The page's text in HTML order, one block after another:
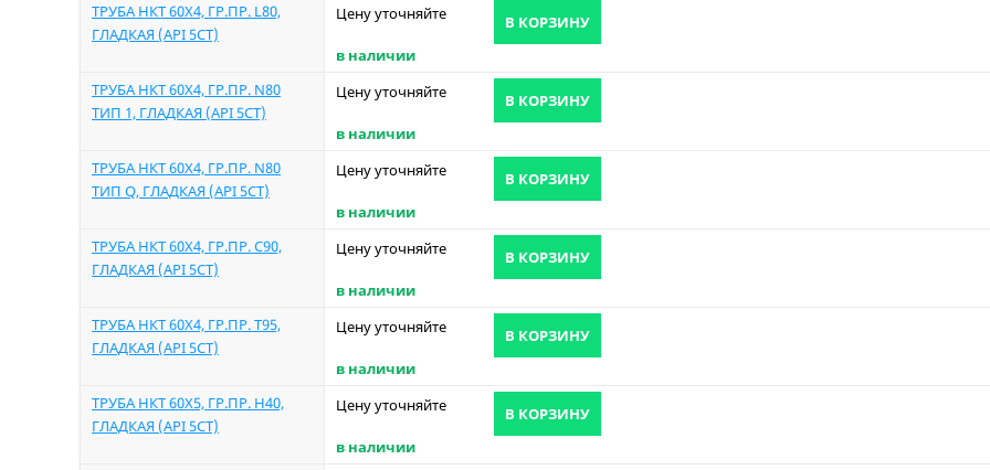
ТРУБА НКТ 60Х4, ГР.ПР. L80,
ГЛАДКАЯ (API 5CT)
Цену уточняйте
В КОРЗИНУ
в наличии
ТРУБА НКТ 60Х4, ГР.ПР. N80
ТИП 1, ГЛАДКАЯ (API 5CT)
Цену уточняйте
В КОРЗИНУ
в наличии
ТРУБА НКТ 60Х4, ГР.ПР. N80
ТИП Q, ГЛАДКАЯ (API 5CT)
Цену уточняйте
В КОРЗИНУ
в наличии
ТРУБА НКТ 60Х4, ГР.ПР. C90,
ГЛАДКАЯ (API 5CT)
Цену уточняйте
В КОРЗИНУ
в наличии
ТРУБА НКТ 60Х4, ГР.ПР. T95,
ГЛАДКАЯ (API 5CT)
Цену уточняйте
В КОРЗИНУ
в наличии
ТРУБА НКТ 60Х5, ГР.ПР. Н40,
ГЛАДКАЯ (API 5CT)
Цену уточняйте
В КОРЗИНУ
в наличии